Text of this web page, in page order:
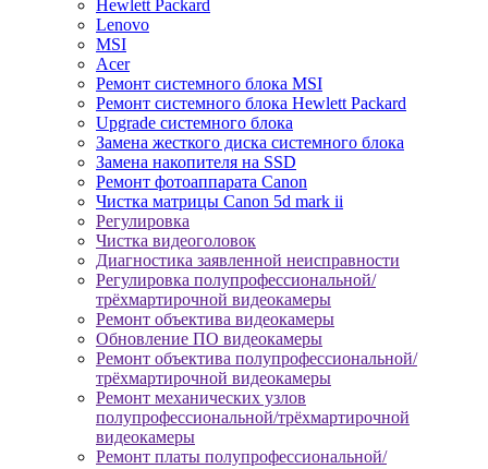
Hewlett Packard
Lenovo
MSI
Acer
Ремонт системного блока MSI
Ремонт системного блока Hewlett Packard
Upgrade системного блока
Замена жесткого диска системного блока
Замена накопителя на SSD
Ремонт фотоаппарата Canon
Чистка матрицы Canon 5d mark ii
Регулировка
Чистка видеоголовок
Диагностика заявленной неисправности
Регулировка полупрофессиональной/
трёхмартирочной видеокамеры
Ремонт объектива видеокамеры
Обновление ПО видеокамеры
Ремонт объектива полупрофессиональной/
трёхмартирочной видеокамеры
Ремонт механических узлов
полупрофессиональной/трёхмартирочной
видеокамеры
Ремонт платы полупрофессиональной/